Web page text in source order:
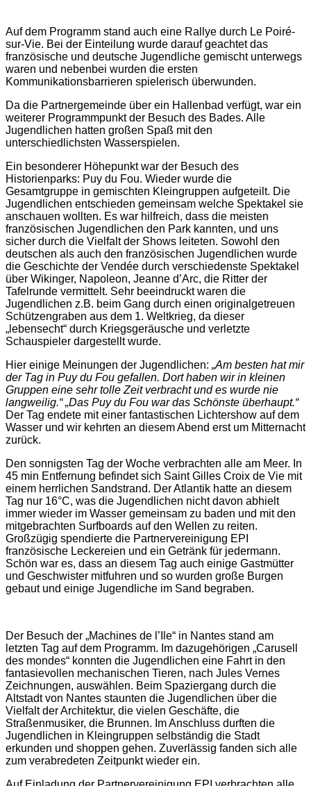
Auf dem Programm stand auch eine Rallye durch Le Poiré-
sur-Vie. Bei der Einteilung wurde darauf geachtet das
französische und deutsche Jugendliche gemischt unterwegs
waren und nebenbei wurden die ersten
Kommunikationsbarrieren spielerisch überwunden.
Da die Partnergemeinde über ein Hallenbad verfügt, war ein
weiterer Programmpunkt der Besuch des Bades. Alle
Jugendlichen hatten großen Spaß mit den
unterschiedlichsten Wasserspielen.
Ein besonderer Höhepunkt war der Besuch des
Historienparks: Puy du Fou. Wieder wurde die
Gesamtgruppe in gemischten Kleingruppen aufgeteilt. Die
Jugendlichen entschieden gemeinsam welche Spektakel sie
anschauen wollten. Es war hilfreich, dass die meisten
französischen Jugendlichen den Park kannten, und uns
sicher durch die Vielfalt der Shows leiteten. Sowohl den
deutschen als auch den französischen Jugendlichen wurde
die Geschichte der Vendée durch verschiedenste Spektakel
über Wikinger, Napoleon, Jeanne d’Arc, die Ritter der
Tafelrunde vermittelt. Sehr beeindruckt waren die
Jugendlichen z.B. beim Gang durch einen originalgetreuen
Schützengraben aus dem 1. Weltkrieg, da dieser
„lebensecht“ durch Kriegsgeräusche und verletzte
Schauspieler dargestellt wurde.
Hier einige Meinungen der Jugendlichen: „Am besten hat mir
der Tag in Puy du Fou gefallen. Dort haben wir in kleinen
Gruppen eine sehr tolle Zeit verbracht und es wurde nie
langweilig.“ „Das Puy du Fou war das Schönste überhaupt.“
Der Tag endete mit einer fantastischen Lichtershow auf dem
Wasser und wir kehrten an diesem Abend erst um Mitternacht
zurück.
Den sonnigsten Tag der Woche verbrachten alle am Meer. In
45 min Entfernung befindet sich Saint Gilles Croix de Vie mit
einem herrlichen Sandstrand. Der Atlantik hatte an diesem
Tag nur 16°C, was die Jugendlichen nicht davon abhielt
immer wieder im Wasser gemeinsam zu baden und mit den
mitgebrachten Surfboards auf den Wellen zu reiten.
Großzügig spendierte die Partnervereinigung EPI
französische Leckereien und ein Getränk für jedermann.
Schön war es, dass an diesem Tag auch einige Gastmütter
und Geschwister mitfuhren und so wurden große Burgen
gebaut und einige Jugendliche im Sand begraben.
Der Besuch der „Machines de l’Ile“ in Nantes stand am
letzten Tag auf dem Programm. Im dazugehörigen „Carusell
des mondes“ konnten die Jugendlichen eine Fahrt in den
fantasievollen mechanischen Tieren, nach Jules Vernes
Zeichnungen, auswählen. Beim Spaziergang durch die
Altstadt von Nantes staunten die Jugendlichen über die
Vielfalt der Architektur, die vielen Geschäfte, die
Straßenmusiker, die Brunnen. Im Anschluss durften die
Jugendlichen in Kleingruppen selbständig die Stadt
erkunden und shoppen gehen. Zuverlässig fanden sich alle
zum verabredeten Zeitpunkt wieder ein.